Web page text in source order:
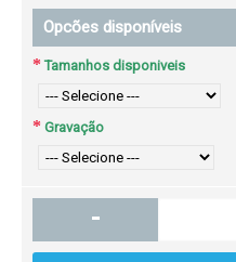
Opcões disponíveis
Tamanhos disponiveis
Gravação
-